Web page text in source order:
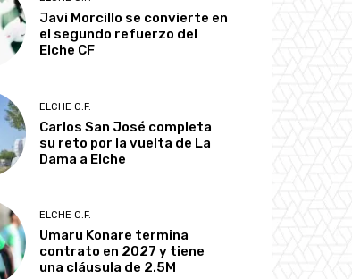
Javi Morcillo se convierte en
el segundo refuerzo del
Elche CF
ELCHE C.F.
Carlos San José completa
su reto por la vuelta de La
Dama a Elche
ELCHE C.F.
Umaru Konare termina
contrato en 2027 y tiene
una cláusula de 2.5M